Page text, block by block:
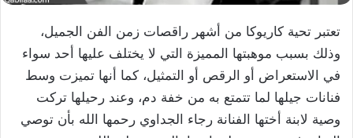
تعتبر تحية كاريوكا من أشهر راقصات زمن الفن الجميل،
وذلك بسبب موهبتها المميزة التي لا يختلف عليها أحد سواء
في الاستعراض أو الرقص أو التمثيل، كما أنها تميزت وسط
فنانات جيلها لما تتمتع به من خفة دم، وعند رحيلها تركت
وصية لابنة أختها الفنانة رجاء الجداوي رحمها الله بأن توصي